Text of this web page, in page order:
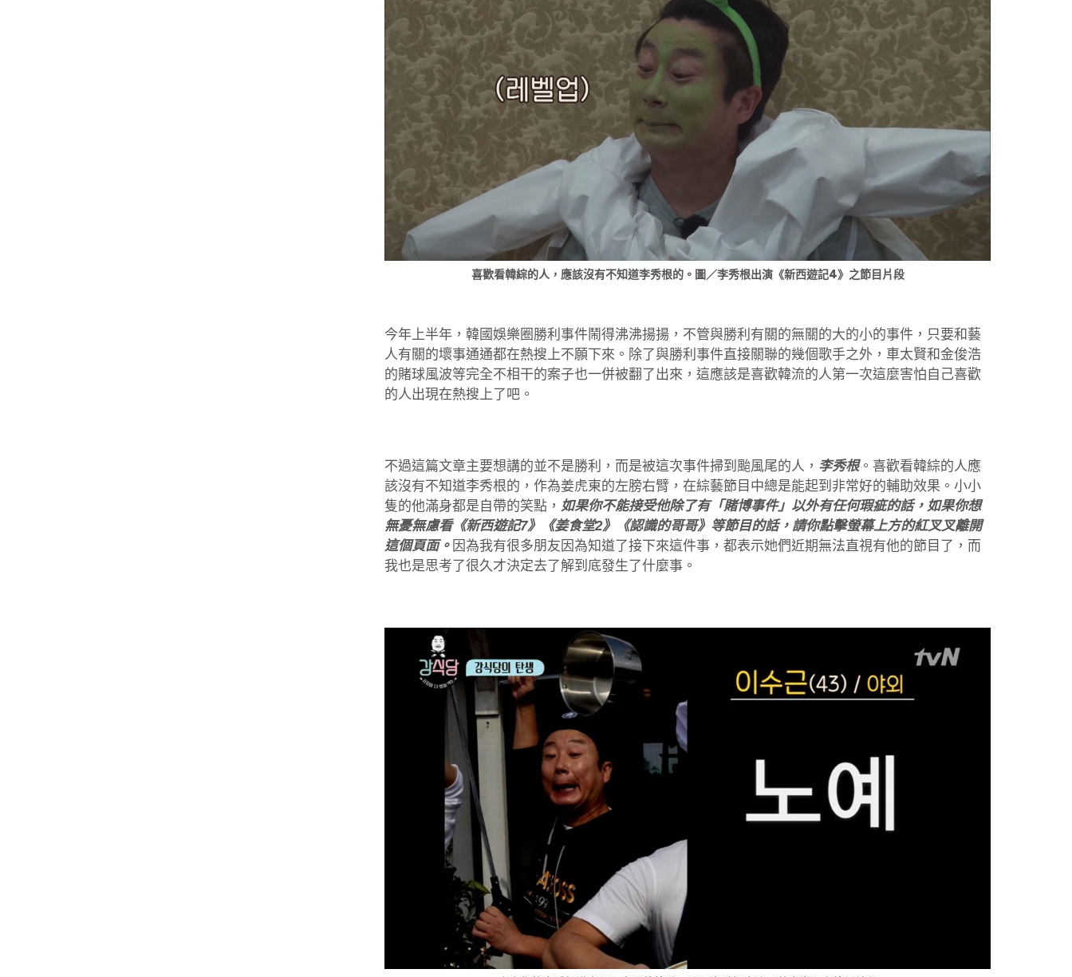
喜歡看韓綜的人，應該沒有不知道李秀根的。圖／李秀根出演《新西遊記4》之節目片段
今年上半年，韓國娛樂圈勝利事件鬧得沸沸揚揚，不管與勝利有關的無關的大的小的事件，只要和藝
人有關的壞事通通都在熱搜上不願下來。除了與勝利事件直接關聯的幾個歌手之外，車太賢和金俊浩
的賭球風波等完全不相干的案子也一併被翻了出來，這應該是喜歡韓流的人第一次這麼害怕自己喜歡
的人出現在熱搜上了吧。
不過這篇文章主要想講的並不是勝利，而是被這次事件掃到颱風尾的人， 李秀根。喜歡看韓綜的人應
該沒有不知道李秀根的，作為姜虎東的左膀右臂，在綜藝節目中總是能起到非常好的輔助效果。小小
隻的他滿身都是自帶的笑點，如果你不能接受他除了有「賭博事件」以外有任何瑕疵的話，如果你想
無憂無慮看《新西遊記7》《姜食堂2》《認識的哥哥》等節目的話，請你點擊螢幕上方的紅叉叉離開
這個頁面。 因為我有很多朋友因為知道了接下來這件事，都表示她們近期無法直視有他的節目了，而
我也是思考了很久才決定去了解到底發生了什麼事。